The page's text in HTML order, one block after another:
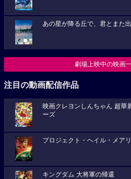
あの星が降る丘で、君とまた出
劇場上映中の映画
注目の動画配信作品
映画クレヨンしんちゃん 超華
ーズ
プロジェクト・ヘイル・メア
キングダム 大将軍の帰還